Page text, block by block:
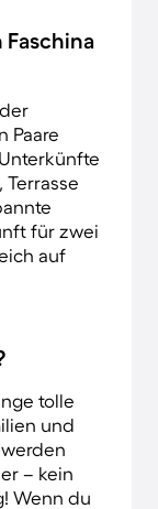
Faschina
Paare
Terrasse
für zwei
auf
tolle
und
– kein
Wenn du